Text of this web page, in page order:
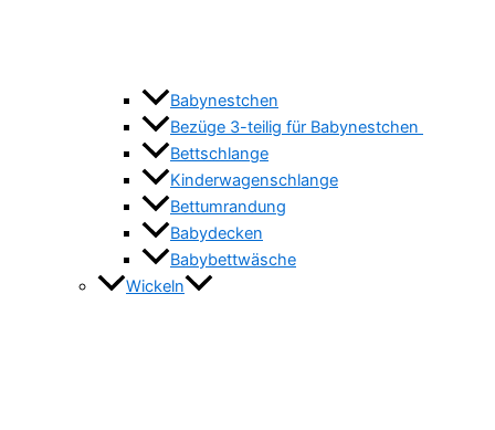
Babynestchen
Bezüge 3-teilig für Babynestchen
Bettschlange
Kinderwagenschlange
Bettumrandung
Babydecken
Babybettwäsche
Wickeln